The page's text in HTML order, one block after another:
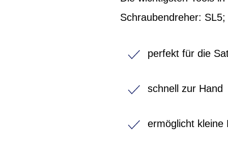
Schraubendreher:
perfekt für die
schnell zur Hand
ermöglicht kleine